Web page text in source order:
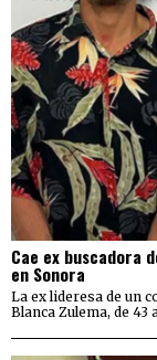
Cae ex buscadora
en Sonora
La ex lideresa de un
Blanca Zulema, de 43